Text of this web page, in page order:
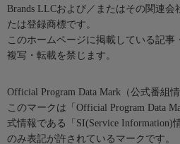
Brands LLCおよび／またはその関連会
たは登録商標です。
このホームページに掲載している記
複写・転載を禁じます。
Official Program Data Mark（公式番組情
このマークは「Official Program Data
式情報である「SI(Service Information)
のみ表記が許されているマークです。